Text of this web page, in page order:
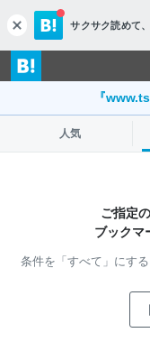
c
l
o
s
サクサク読めて、
『
人気
ご指定
ブックマ
条件を「すべて」にする